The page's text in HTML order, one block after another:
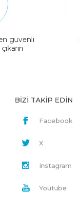
güvenli
BİZİ TAKİP EDİN
Facebook
X
Instagram
Youtube